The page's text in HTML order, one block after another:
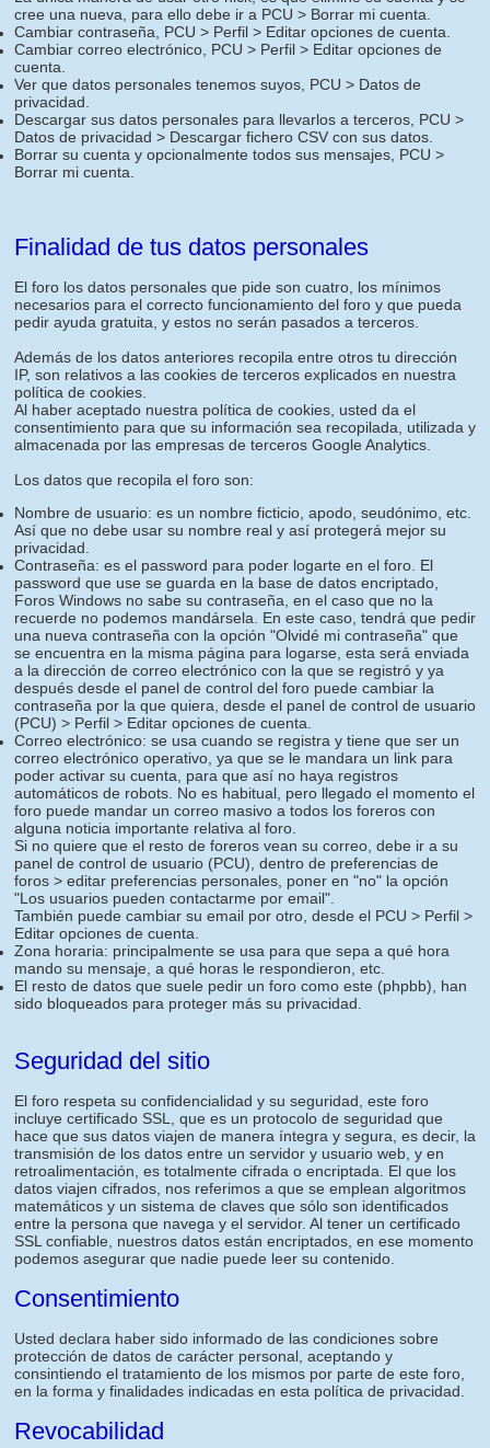
cree una nueva, para ello debe ir a PCU > Borrar mi cuenta.
Cambiar contraseña, PCU > Perfil > Editar opciones de cuenta.
Cambiar correo electrónico, PCU > Perfil > Editar opciones de
cuenta.
Ver que datos personales tenemos suyos, PCU > Datos de
privacidad.
Descargar sus datos personales para llevarlos a terceros, PCU >
Datos de privacidad > Descargar fichero CSV con sus datos.
Borrar su cuenta y opcionalmente todos sus mensajes, PCU >
Borrar mi cuenta.
Finalidad de tus datos personales
El foro los datos personales que pide son cuatro, los mínimos
necesarios para el correcto funcionamiento del foro y que pueda
pedir ayuda gratuita, y estos no serán pasados a terceros.
Además de los datos anteriores recopila entre otros tu dirección
IP, son relativos a las cookies de terceros explicados en nuestra
política de cookies.
Al haber aceptado nuestra política de cookies, usted da el
consentimiento para que su información sea recopilada, utilizada y
almacenada por las empresas de terceros Google Analytics.
Los datos que recopila el foro son:
Nombre de usuario: es un nombre ficticio, apodo, seudónimo, etc.
Así que no debe usar su nombre real y así protegerá mejor su
privacidad.
Contraseña: es el password para poder logarte en el foro. El
password que use se guarda en la base de datos encriptado,
Foros Windows no sabe su contraseña, en el caso que no la
recuerde no podemos mandársela. En este caso, tendrá que pedir
una nueva contraseña con la opción "Olvidé mi contraseña" que
se encuentra en la misma página para logarse, esta será enviada
a la dirección de correo electrónico con la que se registró y ya
después desde el panel de control del foro puede cambiar la
contraseña por la que quiera, desde el panel de control de usuario
(PCU) > Perfil > Editar opciones de cuenta.
Correo electrónico: se usa cuando se registra y tiene que ser un
correo electrónico operativo, ya que se le mandara un link para
poder activar su cuenta, para que así no haya registros
automáticos de robots. No es habitual, pero llegado el momento el
foro puede mandar un correo masivo a todos los foreros con
alguna noticia importante relativa al foro.
Si no quiere que el resto de foreros vean su correo, debe ir a su
panel de control de usuario (PCU), dentro de preferencias de
foros > editar preferencias personales, poner en "no" la opción
"Los usuarios pueden contactarme por email".
También puede cambiar su email por otro, desde el PCU > Perfil >
Editar opciones de cuenta.
Zona horaria: principalmente se usa para que sepa a qué hora
mando su mensaje, a qué horas le respondieron, etc.
El resto de datos que suele pedir un foro como este (phpbb), han
sido bloqueados para proteger más su privacidad.
Seguridad del sitio
El foro respeta su confidencialidad y su seguridad, este foro
incluye certificado SSL, que es un protocolo de seguridad que
hace que sus datos viajen de manera íntegra y segura, es decir, la
transmisión de los datos entre un servidor y usuario web, y en
retroalimentación, es totalmente cifrada o encriptada. El que los
datos viajen cifrados, nos referimos a que se emplean algoritmos
matemáticos y un sistema de claves que sólo son identificados
entre la persona que navega y el servidor. Al tener un certificado
SSL confiable, nuestros datos están encriptados, en ese momento
podemos asegurar que nadie puede leer su contenido.
Consentimiento
Usted declara haber sido informado de las condiciones sobre
protección de datos de carácter personal, aceptando y
consintiendo el tratamiento de los mismos por parte de este foro,
en la forma y finalidades indicadas en esta política de privacidad.
Revocabilidad